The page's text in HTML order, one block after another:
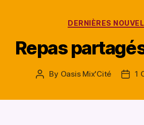
DERNIÈRES
Repas
Post
By Oasis Mix'Cité
Post1